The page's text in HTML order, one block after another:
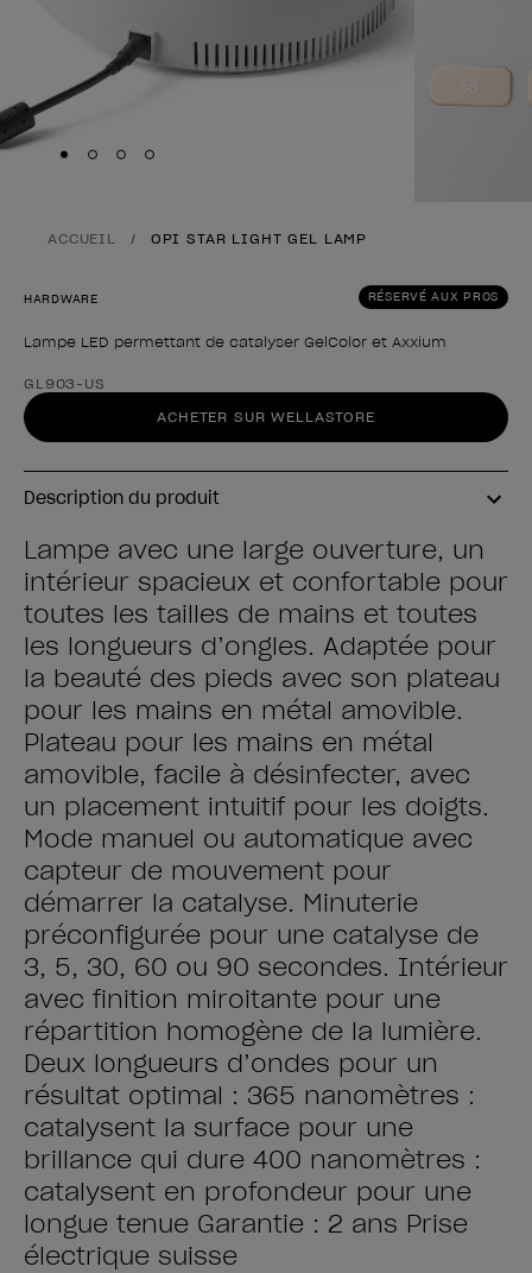
Skip to slide
Skip to slide
Skip to slide
Skip to slide
ACCUEIL OPI STAR LIGHT GEL LAMP
RÉSERVÉ AUX PROS
HARDWARE
Lampe LED permettant de catalyser GelColor et Axxium
Forme du produit
GL903-US
ACHETER SUR WELLASTORE
Description du produit
Lampe avec une large ouverture, un
intérieur spacieux et confortable pour
toutes les tailles de mains et toutes
les longueurs d’ongles. Adaptée pour
la beauté des pieds avec son plateau
pour les mains en métal amovible.
Plateau pour les mains en métal
amovible, facile à désinfecter, avec
un placement intuitif pour les doigts.
Mode manuel ou automatique avec
capteur de mouvement pour
démarrer la catalyse. Minuterie
préconfigurée pour une catalyse de
3, 5, 30, 60 ou 90 secondes. Intérieur
avec finition miroitante pour une
répartition homogène de la lumière.
Deux longueurs d’ondes pour un
résultat optimal : 365 nanomètres :
catalysent la surface pour une
brillance qui dure 400 nanomètres :
catalysent en profondeur pour une
longue tenue Garantie : 2 ans Prise
électrique suisse